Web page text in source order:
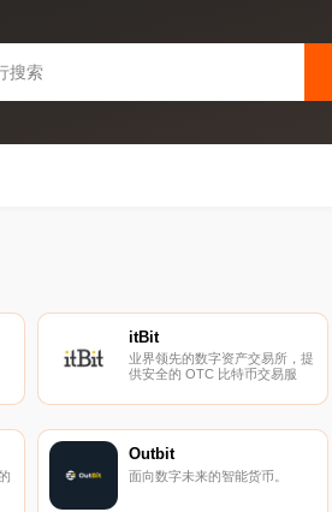
itBit
业界领先的数字资产交易所，提
供安全的 OTC 比特币交易服
Outbit
面向数字未来的智能货币。